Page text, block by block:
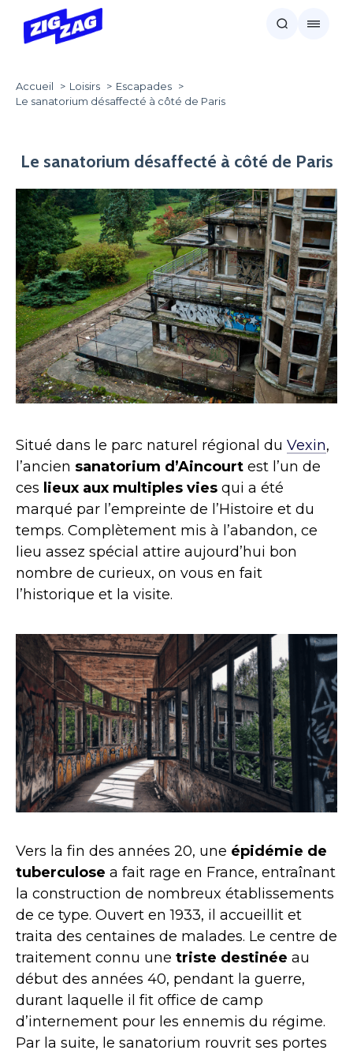
Accueil Loisirs
Escapades
Le sanatorium désaffecté à côté de Paris
Le sanatorium désaffecté à côté de Paris
Situé dans le parc naturel régional du Vexin,
l’ancien sanatorium d’Aincourt est l’un de
ces lieux aux multiples vies qui a été
marqué par l’empreinte de l’Histoire et du
temps. Complètement mis à l’abandon, ce
lieu assez spécial attire aujourd’hui bon
nombre de curieux, on vous en fait
l’historique et la visite.
Vers la fin des années 20, une épidémie de
tuberculose a fait rage en France, entraînant
la construction de nombreux établissements
de ce type. Ouvert en 1933, il accueillit et
traita des centaines de malades. Le centre de
traitement connu une triste destinée au
début des années 40, pendant la guerre,
durant laquelle il fit office de camp
d’internement pour les ennemis du régime.
Par la suite, le sanatorium rouvrit ses portes